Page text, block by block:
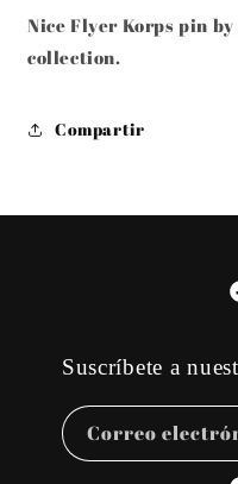
Nice Flyer Korps pin
collection.
Compartir
Suscríbete a
Correo